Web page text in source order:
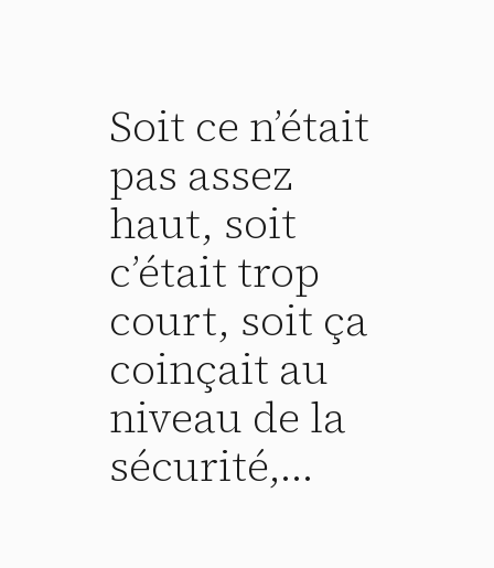
Soit ce n’était
pas assez
haut, soit
c’était trop
court, soit ça
coinçait au
niveau de la
sécurité,…